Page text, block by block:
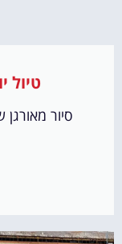
טיול
סיור